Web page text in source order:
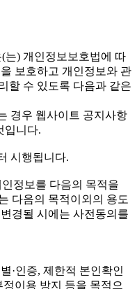
는) 개인정보보호법에 따
보호하고 개인정보와 관
할 수 있도록 다음과 같은
경우 웹사이트 공지사항
입니다.
시행됩니다.
정보를 다음의 목적을
다음의 목적이외의 용도
경될 시에는 사전동의를
·인증, 제한적 본인확인
이용 방지 등을 목적으